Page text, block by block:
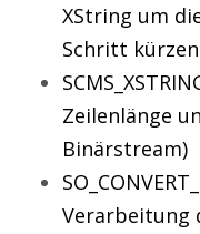
XString um
Schritt
Zeilenlänge
Binärstream)
Verarbeitung